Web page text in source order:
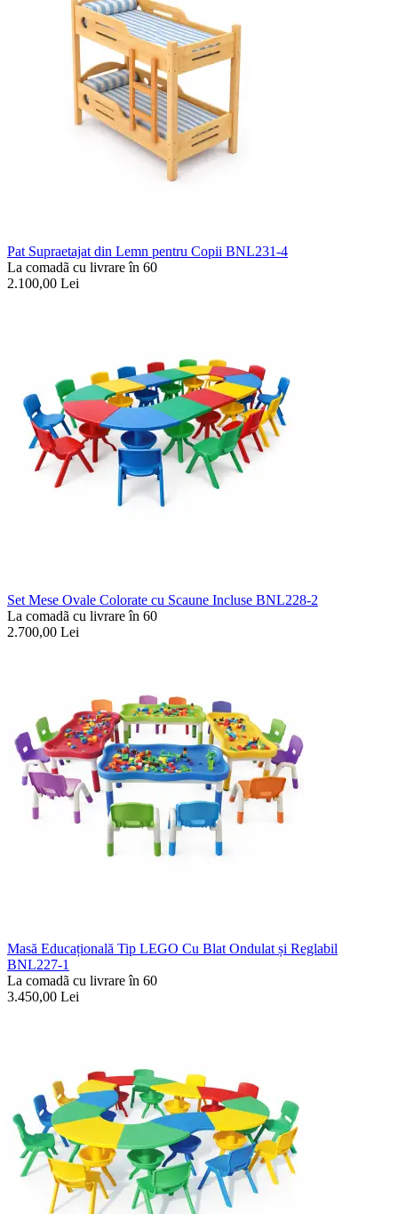
Pat Supraetajat din Lemn pentru Copii BNL231-4
La comadã cu livrare în 60
2.100,00 Lei
Set Mese Ovale Colorate cu Scaune Incluse BNL228-2
La comadã cu livrare în 60
2.700,00 Lei
Masă Educațională Tip LEGO Cu Blat Ondulat și Reglabil
BNL227-1
La comadã cu livrare în 60
3.450,00 Lei